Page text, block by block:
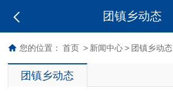
团镇乡动态
您的位置： 首页 > 新闻中心 > 团镇乡动态
团镇乡动态